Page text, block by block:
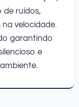
de ruídos,
velocidade.
garantindo
e